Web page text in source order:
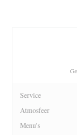
Service
Atmosfeer
Menu's